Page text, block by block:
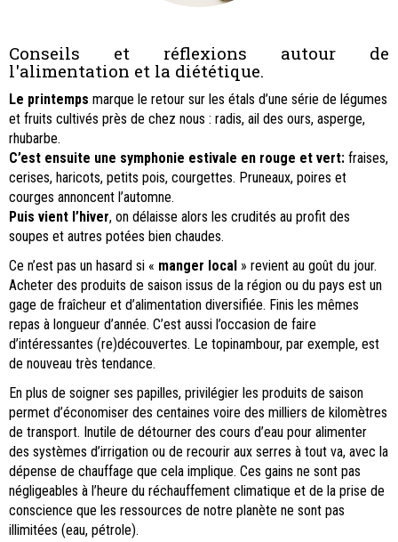
Conseils et réflexions autour de
l'alimentation et la diététique.
Le printemps marque le retour sur les étals d’une série de légumes
et fruits cultivés près de chez nous : radis, ail des ours, asperge,
rhubarbe.
C’est ensuite une symphonie estivale en rouge et vert: fraises,
cerises, haricots, petits pois, courgettes. Pruneaux, poires et
courges annoncent l’automne.
Puis vient l’hiver, on délaisse alors les crudités au profit des
soupes et autres potées bien chaudes.
Ce n’est pas un hasard si « manger local » revient au goût du jour.
Acheter des produits de saison issus de la région ou du pays est un
gage de fraîcheur et d’alimentation diversifiée. Finis les mêmes
repas à longueur d’année. C’est aussi l’occasion de faire
d’intéressantes (re)découvertes. Le topinambour, par exemple, est
de nouveau très tendance.
En plus de soigner ses papilles, privilégier les produits de saison
permet d’économiser des centaines voire des milliers de kilomètres
de transport. Inutile de détourner des cours d’eau pour alimenter
des systèmes d’irrigation ou de recourir aux serres à tout va, avec la
dépense de chauffage que cela implique. Ces gains ne sont pas
négligeables à l’heure du réchauffement climatique et de la prise de
conscience que les ressources de notre planète ne sont pas
illimitées (eau, pétrole).